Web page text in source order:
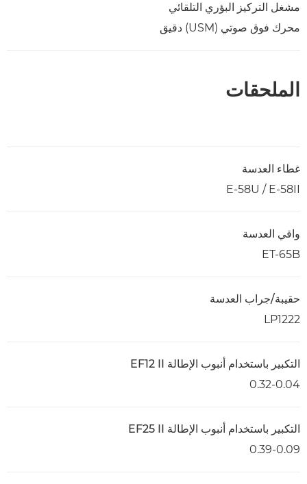
مشغل التركيز البؤري التلقائي
محرك فوق صوتي (USM) دقيق
الملحقات
غطاء العدسة
E-58U / E-58II
واقي العدسة
ET-65B
حقيبة/جراب العدسة
LP1222
التكبير باستخدام أنبوب الإطالة EF12 II
0.32-0.04
التكبير باستخدام أنبوب الإطالة EF25 II
0.39-0.09